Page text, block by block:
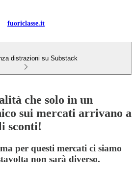
fuoriclasse.it
distrazioni su Substack
che solo in un
sui mercati arrivano a
sconti!
per questi mercati ci siamo
non sarà diverso.